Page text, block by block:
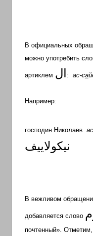
В официальных
можно употребить
артиклем ال : ас-са
Например:
господин Николаев
نيكولاييف
В вежливом
добавляется слово
почтенный».